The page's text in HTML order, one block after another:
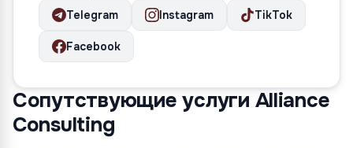
Telegram
Instagram TikTok
Facebook
Сопутствующие услуги Alliance
Consulting